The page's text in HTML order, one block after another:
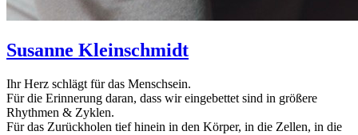
Susanne Kleinschmidt
Ihr Herz schlägt für das Menschsein.
Für die Erinnerung daran, dass wir eingebettet sind in größere
Rhythmen & Zyklen.
Für das Zurückholen tief hinein in den Körper, in die Zellen, in die